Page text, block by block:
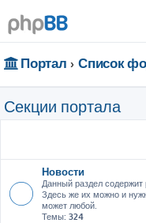
Портал
Секции портала
Новости
Данный раздел
Здесь же их можно и
может любой.
Темы: 324